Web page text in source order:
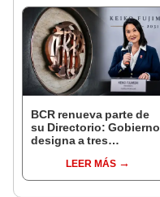
BCR renueva parte de
su Directorio: Gobierno
designa a tres
EjecutivoLEER MÁS